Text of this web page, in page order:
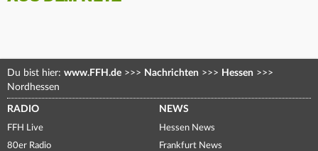
Du bist hier: www.FFH.de >>> Nachrichten >>> Hessen >>>
Nordhessen
RADIO
FFH Live
80er Radio
NEWS
Hessen News
Frankfurt News